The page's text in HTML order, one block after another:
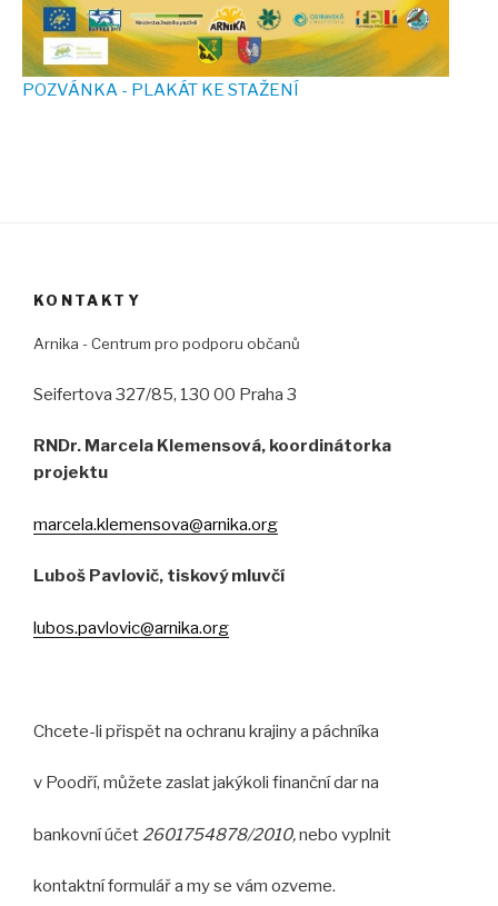
POZVÁNKA - PLAKÁT KE STAŽENÍ
KONTAKTY
Arnika - Centrum pro podporu občanů
Seifertova 327/85, 130 00 Praha 3
RNDr. Marcela Klemensová, koordinátorka
projektu
marcela.klemensova@arnika.org
Luboš Pavlovič, tiskový mluvčí
lubos.pavlovic@arnika.org
Chcete-li přispět na ochranu krajiny a páchníka
v Poodří, můžete zaslat jakýkoli finanční dar na
bankovní účet2601754878/2010,nebo vyplnit
kontaktní formulář a my se vám ozveme.